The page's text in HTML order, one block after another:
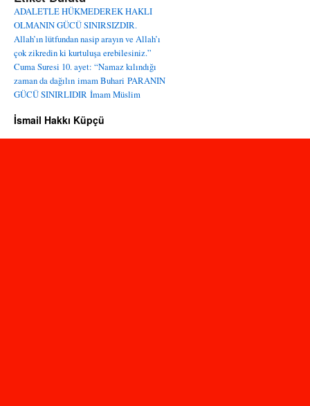
ADALETLE HÜKMEDEREK HAKLI
OLMANIN GÜCÜ SINIRSIZDIR.
Allah’ın lütfundan nasip arayın ve Allah’ı
çok zikredin ki kurtuluşa erebilesiniz.”
Cuma Suresi 10. ayet: “Namaz kılındığı
zaman da dağılın imam Buhari PARANIN
GÜCÜ SINIRLIDIR İmam Müslim
İsmail Hakkı Küpçü